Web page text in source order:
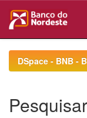
navigationDSpace - BNB -
Pesquisar